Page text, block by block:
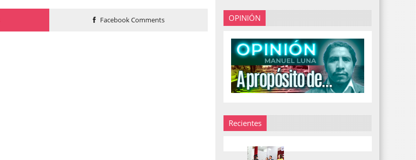
Facebook Comments OPINIÓN
Recientes